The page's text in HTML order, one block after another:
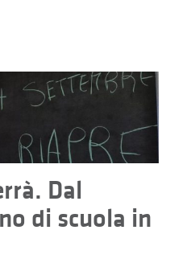
Dal
di scuola in